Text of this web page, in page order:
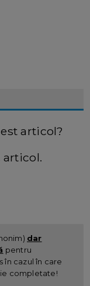
articol?
articol.
dar
pentru
în cazul în care
completate!